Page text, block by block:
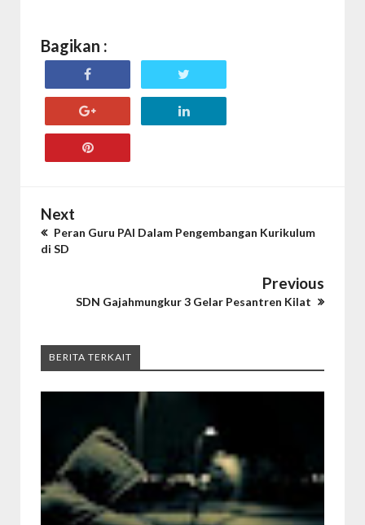
Bagikan :
Next
Peran Guru PAI Dalam Pengembangan Kurikulum
di SD
Previous
SDN Gajahmungkur 3 Gelar Pesantren Kilat
BERITA TERKAIT